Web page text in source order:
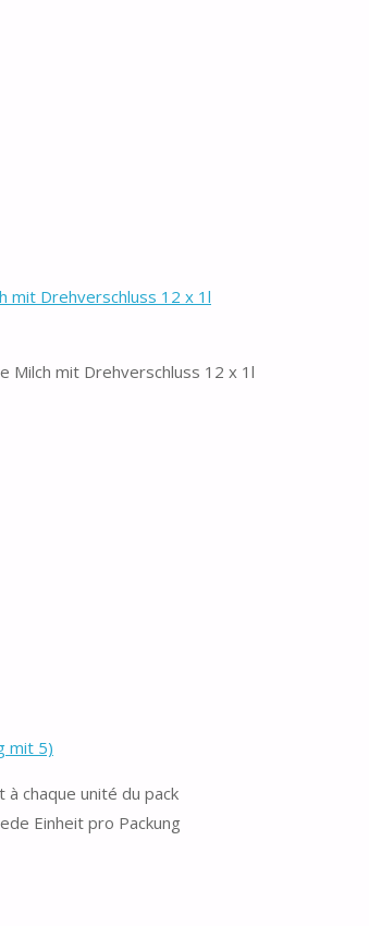
mit Drehverschluss 12 x 1l
Milch mit Drehverschluss 12 x 1l
mit 5)
chaque unité du pack
Einheit pro Packung